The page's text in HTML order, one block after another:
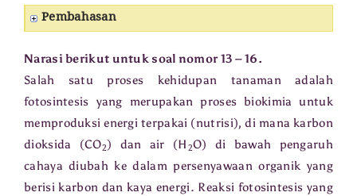
Pembahasan
Narasi berikut untuk soal nomor 13 – 16.
Salah satu proses kehidupan tanaman adalah
fotosintesis yang merupakan proses biokimia untuk
memproduksi energi terpakai (nutrisi), di mana karbon
dioksida (CO2) dan air (H 2O) di bawah pengaruh
cahaya diubah ke dalam persenyawaan organik yang
berisi karbon dan kaya energi. Reaksi fotosintesis yang